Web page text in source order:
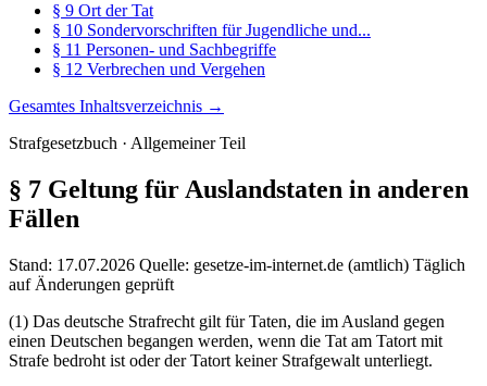
§ 9 Ort der Tat
§ 10 Sondervorschriften für Jugendliche und...
§ 11 Personen- und Sachbegriffe
§ 12 Verbrechen und Vergehen
Gesamtes Inhaltsverzeichnis →
Strafgesetzbuch · Allgemeiner Teil
§ 7 Geltung für Auslandstaten in anderen
Fällen
Stand: 17.07.2026 Quelle: gesetze-im-internet.de (amtlich) Täglich
auf Änderungen geprüft
(1) Das deutsche Strafrecht gilt für Taten, die im Ausland gegen
einen Deutschen begangen werden, wenn die Tat am Tatort mit
Strafe bedroht ist oder der Tatort keiner Strafgewalt unterliegt.